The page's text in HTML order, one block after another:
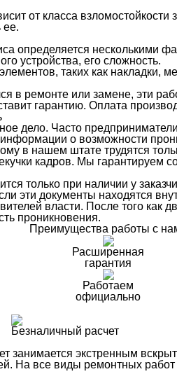
от класса
ее.
определяется несколькими
устройства, его сложность.
таких как накладки,
в ремонте или замене, эти
гарантию. Оплата
дело. Часто
о возможности
в нашем штате трудятся
кадров. Мы гарантируем
только при наличии у
эти документы находятся
власти. После того как
проникновения.
Преимущества работы с
Расширенная
гарантия
Работаем
официально
Безналичный расчет
занимается экстренным
На все виды ремонтных